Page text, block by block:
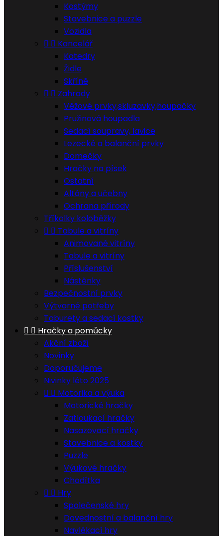
Kostýmy
Stavebnice a puzzle
Vozidla
  Kancelář
Katedry
Židle
Skříně
  Zahrady
Věžové prvky,skluzavky,houpačky
Pružinová houpadla
Sedací soupravy, lavice
Lezecké a balanční prvky
Domečky
Hračky na písek
Ostatní
Altány a učebny
Ochrana přírody
Tříkolky koloběžky
  Tabule a vitríny
Animované vitríny
Tabule a vitríny
Příslušenství
Nástěnky
Bezpečnostní prvky
Výtvarné potřeby
Taburety a sedací kostky
  Hračky a pomůcky
Akční zboží
Novinky
Doporučujeme
Nivinky léto 2025
  Motorika a výuka
Motorické hračky
Zatloukací hračky
Nasazovací hračky
Stavebnice a kostky
Puzzle
Výukové hračky
Chodítka
  Hry
Společenské hry
Dovednostní a balanční hry
Navlékací hry